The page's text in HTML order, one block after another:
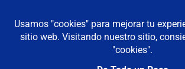
De todo un poco